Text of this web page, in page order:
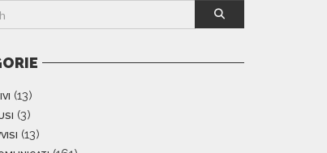
(13)
(3)
(13)